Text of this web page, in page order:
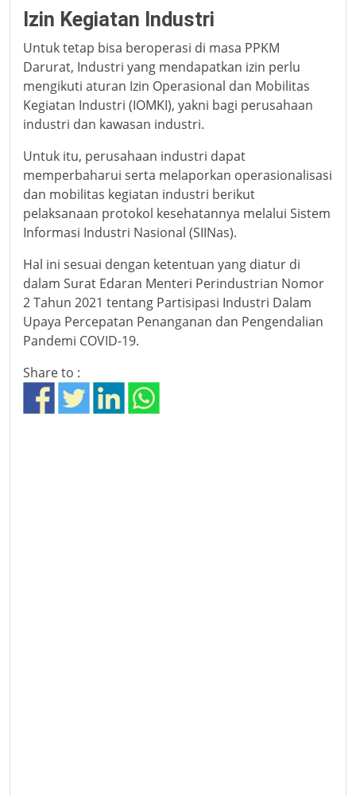
Izin Kegiatan Industri
Untuk tetap bisa beroperasi di masa PPKM
Darurat, Industri yang mendapatkan izin perlu
mengikuti aturan Izin Operasional dan Mobilitas
Kegiatan Industri (IOMKI), yakni bagi perusahaan
industri dan kawasan industri.
Untuk itu, perusahaan industri dapat
memperbaharui serta melaporkan operasionalisasi
dan mobilitas kegiatan industri berikut
pelaksanaan protokol kesehatannya melalui Sistem
Informasi Industri Nasional (SIINas).
Hal ini sesuai dengan ketentuan yang diatur di
dalam Surat Edaran Menteri Perindustrian Nomor
2 Tahun 2021 tentang Partisipasi Industri Dalam
Upaya Percepatan Penanganan dan Pengendalian
Pandemi COVID-19.
Share to :